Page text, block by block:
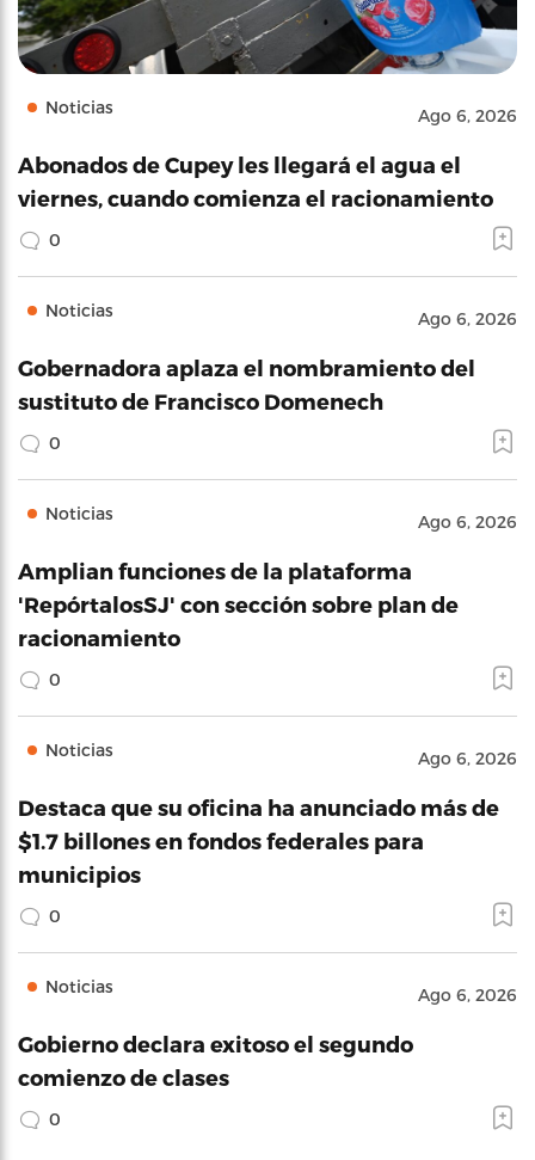
Noticias Ago 6, 2026
Abonados de Cupey les llegará el agua el
viernes, cuando comienza el racionamiento
0
Noticias Ago 6, 2026
Gobernadora aplaza el nombramiento del
sustituto de Francisco Domenech
0
Noticias Ago 6, 2026
Amplian funciones de la plataforma
'RepórtalosSJ' con sección sobre plan de
racionamiento
0
Noticias Ago 6, 2026
Destaca que su oficina ha anunciado más de
$1.7 billones en fondos federales para
municipios
0
Noticias Ago 6, 2026
Gobierno declara exitoso el segundo
comienzo de clases
0